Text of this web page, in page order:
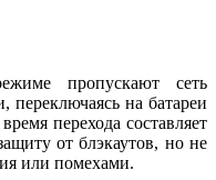
пропускают сеть
переключаясь на батареи
перехода составляет
от блэкаутов, но не
или помехами.